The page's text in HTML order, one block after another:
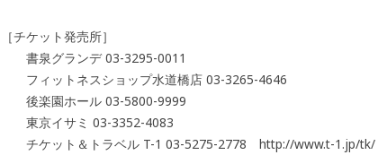
［チケット発売所］
書泉グランデ 03-3295-0011
フィットネスショップ水道橋店 03-3265-4646
後楽園ホール 03-5800-9999
東京イサミ 03-3352-4083
チケット＆トラベル T-1 03-5275-2778 http://www.t-1.jp/tk/